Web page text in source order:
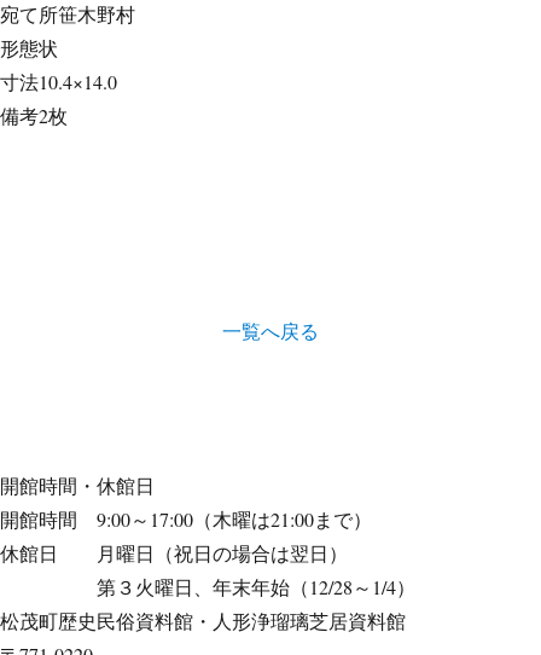
宛て所笹木野村
形態状
寸法10.4×14.0
備考2枚
一覧へ戻る
開館時間・休館日
開館時間 9:00～17:00（木曜は21:00まで）
休館日 月曜日（祝日の場合は翌日）
第３火曜日、年末年始（12/28～1/4）
松茂町歴史民俗資料館・人形浄瑠璃芝居資料館